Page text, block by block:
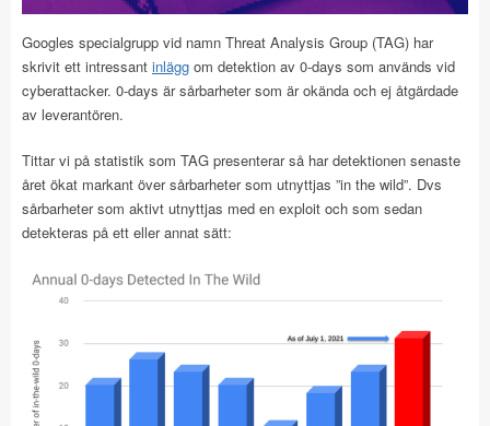
Googles specialgrupp vid namn Threat Analysis Group (TAG) har
skrivit ett intressant inlägg om detektion av 0-days som används vid
cyberattacker. 0-days är sårbarheter som är okända och ej åtgärdade
av leverantören.
Tittar vi på statistik som TAG presenterar så har detektionen senaste
året ökat markant över sårbarheter som utnyttjas ”in the wild”. Dvs
sårbarheter som aktivt utnyttjas med en exploit och som sedan
detekteras på ett eller annat sätt: